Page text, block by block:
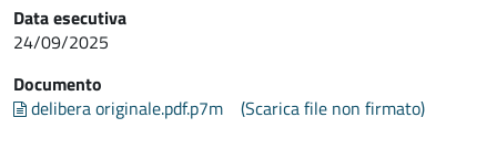
Data esecutiva
24/09/2025
Documento
delibera originale.pdf.p7m
(Scarica file non firmato)